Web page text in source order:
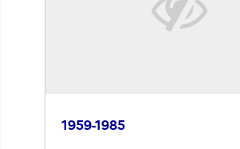
1959-1985